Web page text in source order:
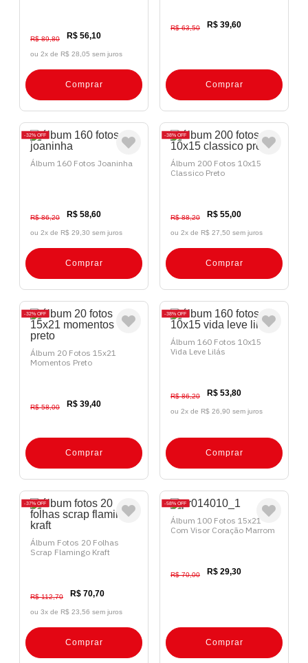
R$ 89,80 R$ 56,10
ou 2x de R$ 28,05 sem juros
Comprar
R$ 63,50 R$ 39,60
Comprar
32% OFF
Álbum 160 Fotos Joaninha
R$ 86,20 R$ 58,60
ou 2x de R$ 29,30 sem juros
Comprar
38% OFF
Álbum 200 Fotos 10x15
Classico Preto
R$ 88,20 R$ 55,00
ou 2x de R$ 27,50 sem juros
Comprar
32% OFF
Álbum 20 Fotos 15x21
Momentos Preto
R$ 58,00 R$ 39,40
Comprar
38% OFF
Álbum 160 Fotos 10x15
Vida Leve Lilás
R$ 86,20 R$ 53,80
ou 2x de R$ 26,90 sem juros
Comprar
37% OFF
Álbum Fotos 20 Folhas
Scrap Flamingo Kraft
R$ 112,70 R$ 70,70
ou 3x de R$ 23,56 sem juros
Comprar
58% OFF
Álbum 100 Fotos 15x21
Com Visor Coração Marrom
R$ 70,00 R$ 29,30
Comprar